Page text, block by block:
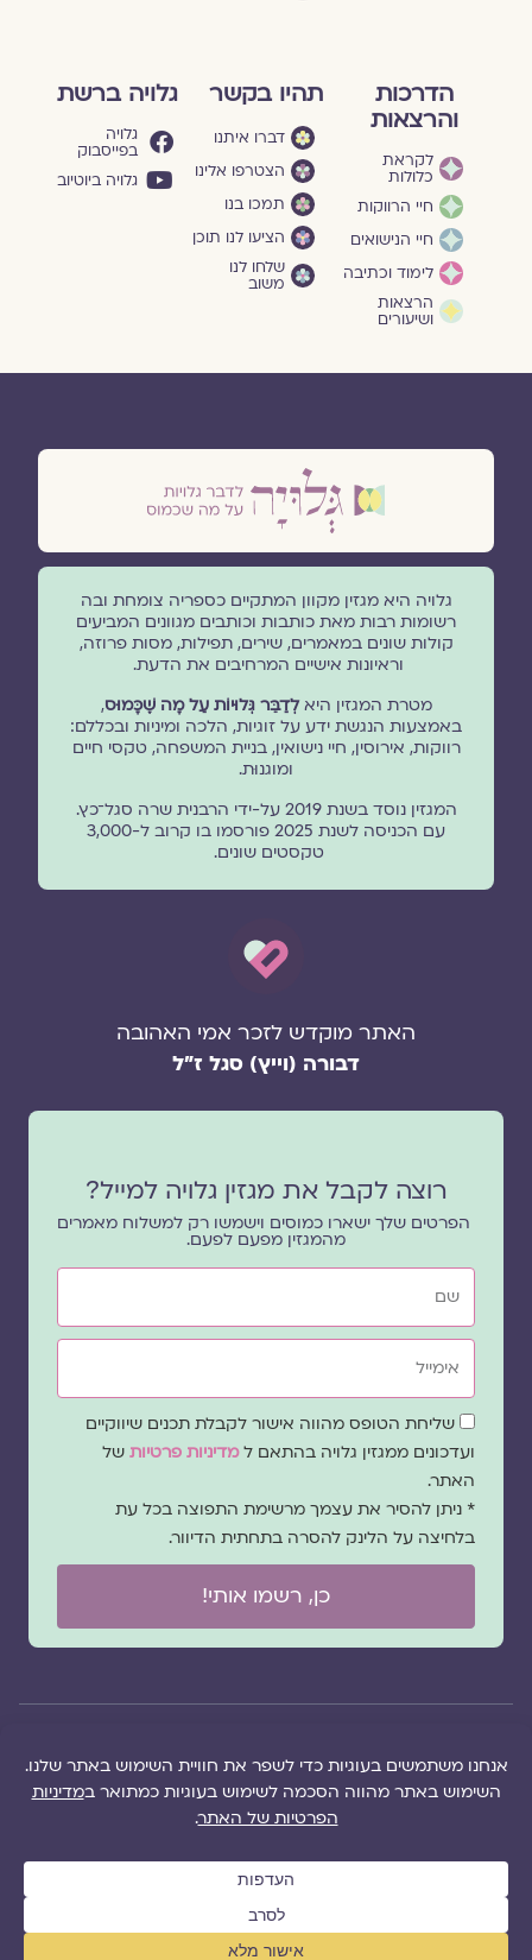
הדרכות
והרצאות
לקראת
כלולות
חיי הרווקות
חיי הנישואים
לימוד וכתיבה
הרצאות
ושיעורים
תהיו בקשר
דברו איתנו
הצטרפו אלינו
תמכו בנו
הציעו לנו תוכן
שלחו לנו
משוב
גלויה ברשת
גלויה
בפייסבוק
גלויה ביוטיוב
גלויה היא מגזין מקוון המתקיים כספריה צומחת ובה
רשומות רבות מאת כותבות וכותבים מגוונים המביעים
קולות שונים במאמרים, שירים, תפילות, מסות פרוזה,
וראיונות אישיים המרחיבים את הדעת.
מטרת המגזין היאלְדַבֵּר גְּלוּיוֹת עַל מָה שֶׁכָּמוּס,
באמצעות הנגשת ידע על זוגיות, הלכה ומיניות ובכללם:
רווקות, אירוסין, חיי נישואין, בניית המשפחה, טקסי חיים
ומוגנוּת.
המגזין נוסד בשנת 2019 על-ידי הרבנית שרה סגל־כץ.
עם הכניסה לשנת 2025 פורסמו בו קרוב ל-3,000
טקסטים שונים.
האתר מוקדש לזכר אמי האהובה
דבורה (וייץ) סגל ז"ל
רוצה לקבל את מגזין גלויה למייל?
הפרטים שלך ישארו כמוסים וישמשו רק למשלוח מאמרים
מהמגזין מפעם לפעם.
שם
אימייל
שדה
הסכמה
שליחת הטופס מהווה אישור לקבלת תכנים שיווקיים
ועדכונים ממגזין גלויה בהתאם למדיניות פרטיות של
האתר.
* ניתן להסיר את עצמך מרשימת התפוצה בכל עת
בלחיצה על הלינק להסרה בתחתית הדיוור.
כן, רשמו אותי!
הזכויות של מגזין
ושרה סגל־כץ אלא
של
שגגה
צרו
הוקם ב ❤ על ידי –
לימונדה 2.0
| מיתוג:
סטודיו נופר דסקל
שרה סגל־כץ
2.0
(2020-2026)
מפת אתר|
אותנו|תמכו בנו